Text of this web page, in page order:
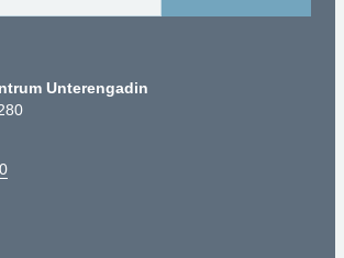
Unterengadin